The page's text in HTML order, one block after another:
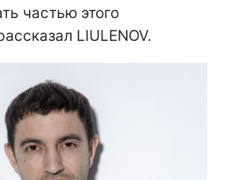
частью этого
LIULENOV.